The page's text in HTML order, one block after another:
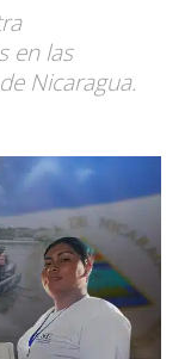
en las
Nicaragua.